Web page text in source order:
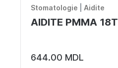
Stomatologie Aidite
AIDITE PMMA 18T
644.00 MDL